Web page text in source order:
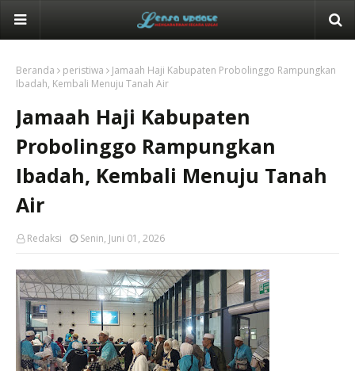
Beranda peristiwa
Jamaah Haji Kabupaten Probolinggo Rampungkan
Ibadah, Kembali Menuju Tanah Air
Jamaah Haji Kabupaten
Probolinggo Rampungkan
Ibadah, Kembali Menuju Tanah
Air
Redaksi Senin, Juni 01, 2026